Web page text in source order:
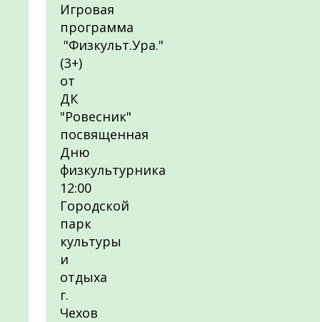
Игровая
программа
"Физкульт.Ура."
(3+)
от
ДК
"Ровесник"
посвященная
Дню
физкультурника
12:00
Городской
парк
культуры
и
отдыха
г.
Чехов